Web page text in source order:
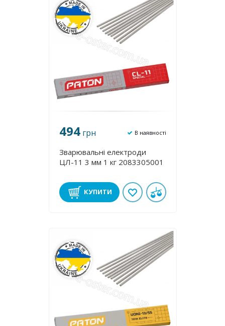
494 грн В наявності
Зварювальні електроди
ЦЛ-11 3 мм 1 кг 2083305001
КУПИТИ